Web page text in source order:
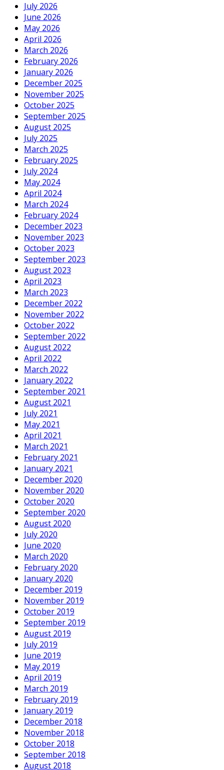
July 2026
June 2026
May 2026
April 2026
March 2026
February 2026
January 2026
December 2025
November 2025
October 2025
September 2025
August 2025
July 2025
March 2025
February 2025
July 2024
May 2024
April 2024
March 2024
February 2024
December 2023
November 2023
October 2023
September 2023
August 2023
April 2023
March 2023
December 2022
November 2022
October 2022
September 2022
August 2022
April 2022
March 2022
January 2022
September 2021
August 2021
July 2021
May 2021
April 2021
March 2021
February 2021
January 2021
December 2020
November 2020
October 2020
September 2020
August 2020
July 2020
June 2020
March 2020
February 2020
January 2020
December 2019
November 2019
October 2019
September 2019
August 2019
July 2019
June 2019
May 2019
April 2019
March 2019
February 2019
January 2019
December 2018
November 2018
October 2018
September 2018
August 2018